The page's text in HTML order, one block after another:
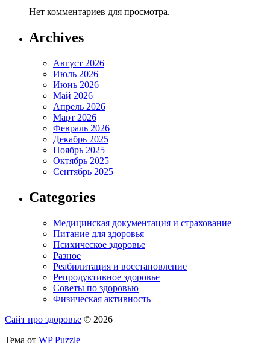
Нет комментариев для просмотра.
Archives
Август 2026
Июль 2026
Июнь 2026
Май 2026
Апрель 2026
Март 2026
Февраль 2026
Декабрь 2025
Ноябрь 2025
Октябрь 2025
Сентябрь 2025
Categories
Медицинская документация и страхование
Питание для здоровья
Психическое здоровье
Разное
Реабилитация и восстановление
Репродуктивное здоровье
Советы по здоровью
Физическая активность
Сайт про здоровье © 2026
Тема от WP Puzzle